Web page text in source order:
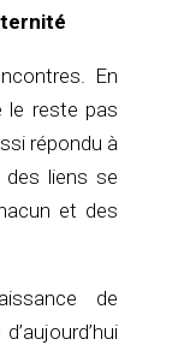
En
le reste pas
répondu à
liens se
et des
de